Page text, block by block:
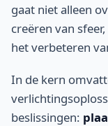
gaat niet alleen
creëren van
het verbeteren
In de kern
beslissingen: